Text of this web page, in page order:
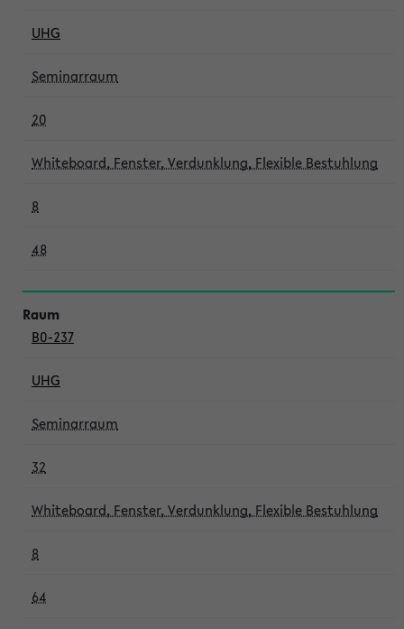
UHG
Seminarraum
20
Whiteboard, Fenster, Verdunklung, Flexible Bestuhlung
8
48
B0-237
UHG
Seminarraum
32
Whiteboard, Fenster, Verdunklung, Flexible Bestuhlung
8
64